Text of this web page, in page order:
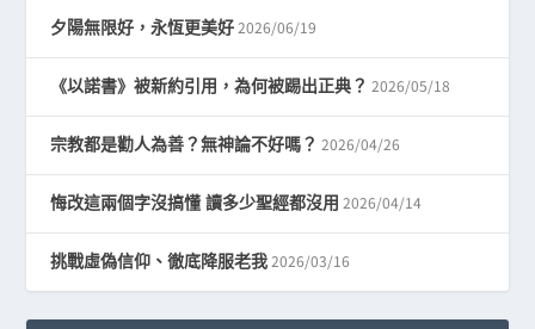
夕陽無限好，永恆更美好 2026/06/19
《以諾書》被新約引用，為何被踢出正典？ 2026/05/18
宗教都是勸人為善？無神論不好嗎？ 2026/04/26
悔改這兩個字沒搞懂 讀多少聖經都沒用 2026/04/14
挑戰虛偽信仰、徹底降服老我 2026/03/16